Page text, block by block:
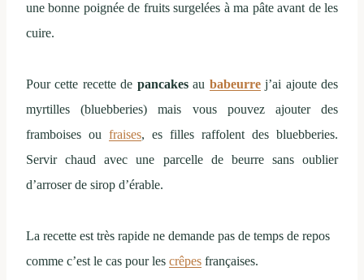
une bonne poignée de fruits surgelées à ma pâte avant de les
cuire.
Pour cette recette de pancakesau babeurrej’ai ajoute des
myrtilles (bluebberies) mais vous pouvez ajouter des
framboises ou fraises, es filles raffolent des bluebberies.
Servir chaud avec une parcelle de beurre sans oublier
d’arroser de sirop d’érable.
La recette est très rapide ne demande pas de temps de repos
comme c’est le cas pour les crêpes françaises.